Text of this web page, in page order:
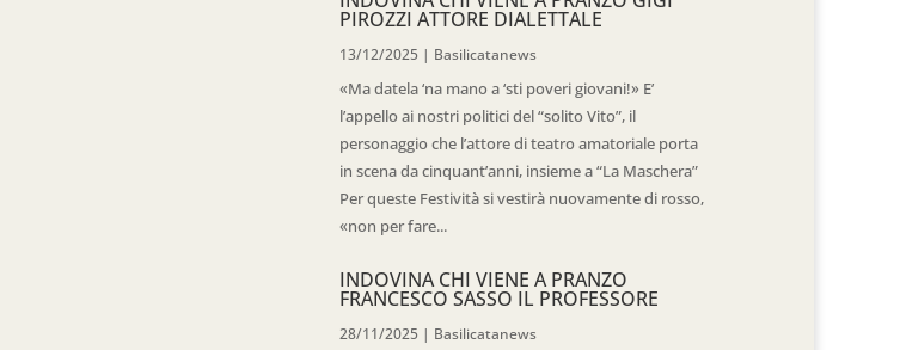
PIROZZI ATTORE DIALETTALE
13/12/2025 | Basilicatanews
«Ma datela ‘na mano a ‘sti poveri giovani!» E’
l’appello ai nostri politici del “solito Vito”, il
personaggio che l’attore di teatro amatoriale porta
in scena da cinquant’anni, insieme a “La Maschera”
Per queste Festività si vestirà nuovamente di rosso,
«non per fare...
INDOVINA CHI VIENE A PRANZO
FRANCESCO SASSO IL PROFESSORE
28/11/2025 | Basilicatanews